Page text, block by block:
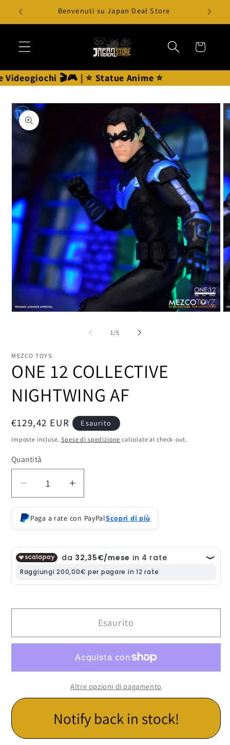
direttamente
ai contenuti
Benvenuti su Japan Deal Store
Carrello
🎬🎮 | ⭐ Statue Anime ⭐
Passa alle
informazioni
sul prodotto
finestra
1/su
5
MEZCO TOYS
ONE 12 COLLECTIVE
NIGHTWING AF
Prezzo
di
€129,42 EUR Esaurito
Imposte incluse.Spese di spedizione calcolate al check-out.
Quantità
Diminuisci
quantità
per
COLLECTIVE
NIGHTWING
AF
Aumenta
quantità
per
COLLECTIVE
NIGHTWING
AF
Paga a rate con PayPalScopri di più
Esaurito
Altre opzioni di pagamento
Notify back in stock!